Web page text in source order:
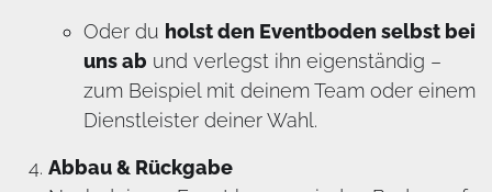
Oder du holst den Eventboden selbst bei
uns ab und verlegst ihn eigenständig –
zum Beispiel mit deinem Team oder einem
Dienstleister deiner Wahl.
Abbau & Rückgabe